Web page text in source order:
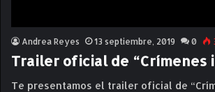
Andrea Reyes 13 septiembre, 2019 0
Trailer oficial de “Crímenes
Te presentamos el trailer oficial de